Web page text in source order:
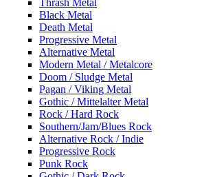
Thrash Metal
Black Metal
Death Metal
Progressive Metal
Alternative Metal
Modern Metal / Metalcore
Doom / Sludge Metal
Pagan / Viking Metal
Gothic / Mittelalter Metal
Rock / Hard Rock
Southern/Jam/Blues Rock
Alternative Rock / Indie
Progressive Rock
Punk Rock